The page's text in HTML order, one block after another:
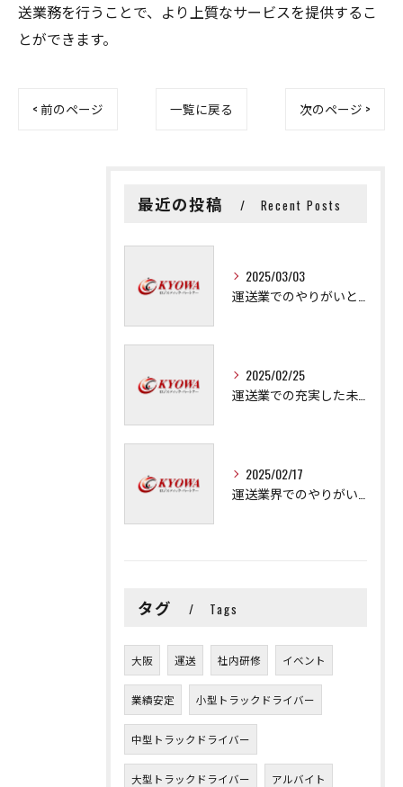
送業務を行うことで、より上質なサービスを提供するこ
とができます。
< 前のページ 一覧に戻る 次のページ >
最近の投稿 Recent Posts
2025/03/03
2025/02/25
2025/02/17
タグ Tags
大阪 運送 社内研修 イベント
業績安定 小型トラックドライバー
中型トラックドライバー
大型トラックドライバー アルバイト